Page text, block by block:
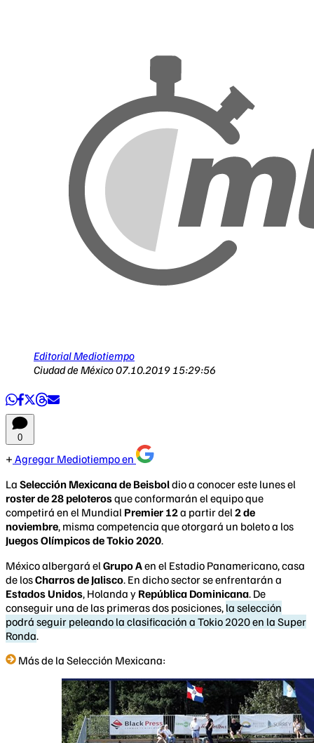
Editorial Mediotiempo
Ciudad de México07.10.2019 15:29:56
0
Agregar Mediotiempo en
La Selección Mexicana de Beisboldio a conocer este lunes el
roster de 28 peloterosque conformarán el equipo que
competirá en el Mundial Premier 12a partir del 2 de
noviembre, misma competencia que otorgará un boleto a los
Juegos Olímpicos de Tokio 2020.
México albergará el Grupo Aen el Estadio Panamericano, casa
de losCharros de Jalisco. En dicho sector se enfrentarán a
Estados Unidos, Holanda y República Dominicana. De
conseguir una de las primeras dos posiciones, la selección
podrá seguir peleando la clasificación a Tokio 2020 en la Super
Ronda.
Más de la Selección Mexicana: